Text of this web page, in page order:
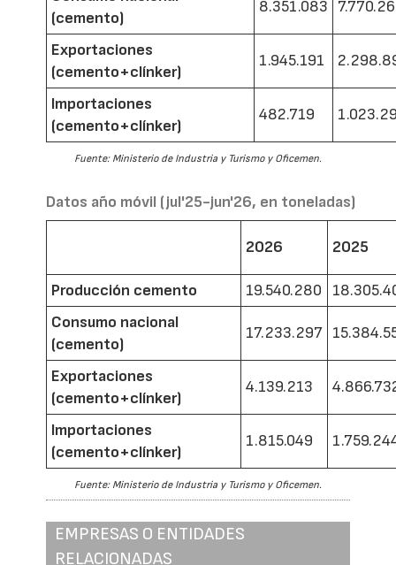
(cemento)
8.351.083
Exportaciones
(cemento+clínker)
1.945.191
Importaciones
(cemento+clínker)
482.719
Fuente: Ministerio de Industria y Turismo y Oficemen.
Datos año móvil (jul'25-jun'26, en toneladas)
2026 2025
Producción cemento 19.540.280
Consumo nacional
(cemento)
17.233.297
Exportaciones
(cemento+clínker)
4.139.213
Importaciones
(cemento+clínker)
1.815.049
Fuente: Ministerio de Industria y Turismo y Oficemen.
EMPRESAS O ENTIDADES
RELACIONADAS